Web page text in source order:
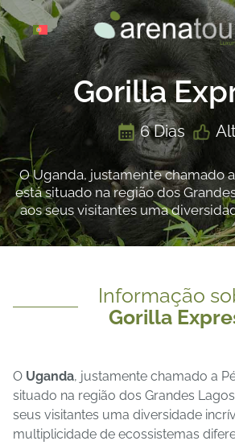
Saltar
para
o
conteúdo
Gorilla
6 Dias
O Uganda, justamente chamado
está situado na região dos
aos seus visitantes uma
sua multiplicidade de
Uganda, a savana oriental
Informação
Gorilla
O Uganda, justamente chamado a
situado na região dos Grandes
seus visitantes uma diversidade
multiplicidade de ecossistemas